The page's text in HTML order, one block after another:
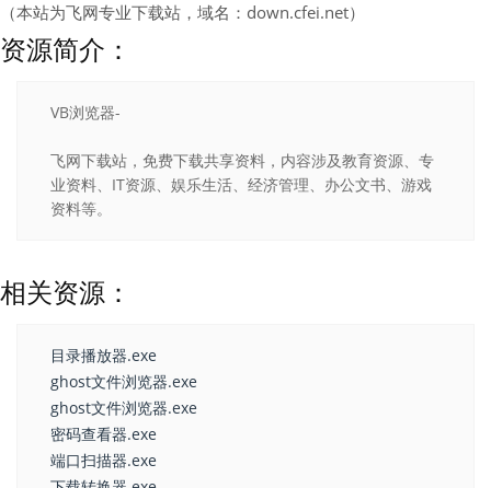
（本站为飞网专业下载站，域名：down.cfei.net）
资源简介：
VB浏览器-
飞网下载站，免费下载共享资料，内容涉及教育资源、专
业资料、IT资源、娱乐生活、经济管理、办公文书、游戏
资料等。
相关资源：
目录播放器.exe
ghost文件浏览器.exe
ghost文件浏览器.exe
密码查看器.exe
端口扫描器.exe